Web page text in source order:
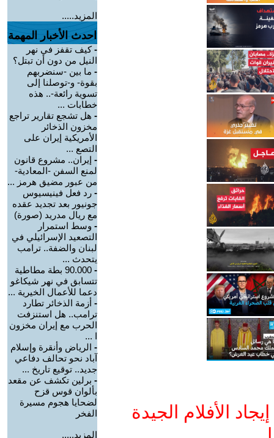
الأفلام الجيدة
المزيد.....
احدث الأخبار المهمة
-كيف تقفز في نهر
النيل من دون أن تبتل؟
- ما بين -سنضربهم
بقوة- و-توصلنا إلى
تسوية رائعة-.. هذه
خطابات ...
- هل تشجع تقارير تراجع
مخزون الذخائر
الأمريكية إيران على
التصع ...
- إيران.. مشروع قانون
لمنع السفن -المعادية-
من عبور مضيق هرمز ...
- رد فعل فينيسيوس
جونيور بعد تجديد عقده
مع ريال مدريد (صورة)
- وسط استمرار
التصعيد الإسرائيلي في
لبنان والضفة.. ترامب
يتحدث ...
-
90.000 بطة مطاطية
تتسابق في نهر شيكاغو
دعما للأعمال الخيرية ...
- أزمة الذخائر تطارد
ترامب.. هل استنزفت
الحرب مع إيران مخزون
ا ...
- الرياض وأنقرة وإسلام
آباد نحو تحالف دفاعي
جديد.. توقيع تاريخ ...
- برلين تكشف عن مقعد
بألوان قوس قزح
لضحايا هجوم مسيرة
الفخر
المزيد.....